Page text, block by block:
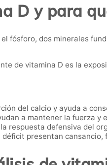
D y para
fósforo, dos minerales
de vitamina D es la
del calcio y ayuda a
a mantener la fuerza y
respuesta defensiva del
déficit presentan